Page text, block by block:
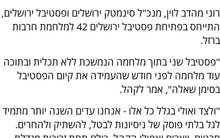
רוני מהדב לוין, מנכ"ל סינמטק ירושלים ופסטיבל ירושלים,
התייחס בפתיחת פסטיבל ירושלים 42 למלחמת חרבות
ברזל.
"פסטיבל שני בתוך מלחמה הנמשכת ללא תכלית ובתוכה
עוד מלחמה לפני חודש שהעמידה את קיום הפסטיבל
בסימן שאלה", אמר לקהל.
"ולצד ואולי בגלל כל אלו - אנחנו עדים השנה יותר מתמיד
לגל בלתי פוסק של ניסיונות לבטל, להשתיק ולהחרים.